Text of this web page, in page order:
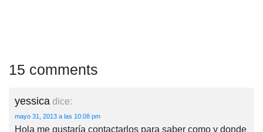
15 comments
yessica dice:
mayo 31, 2013 a las 10:08 pm
Hola me gustaría contactarlos para saber como y donde